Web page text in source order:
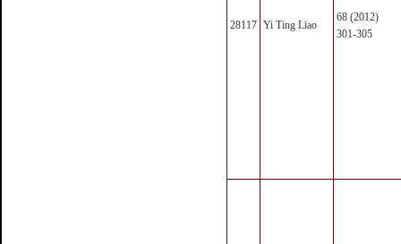
28117 Yi Ting Liao
68 (2012)
301-305